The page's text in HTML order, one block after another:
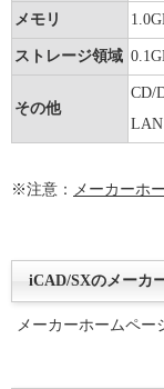
メモリ
ストレージ領域
その他
CD/
LAN
※注意： メーカーホ
iCAD/SXのメーカ
メーカーホームペー